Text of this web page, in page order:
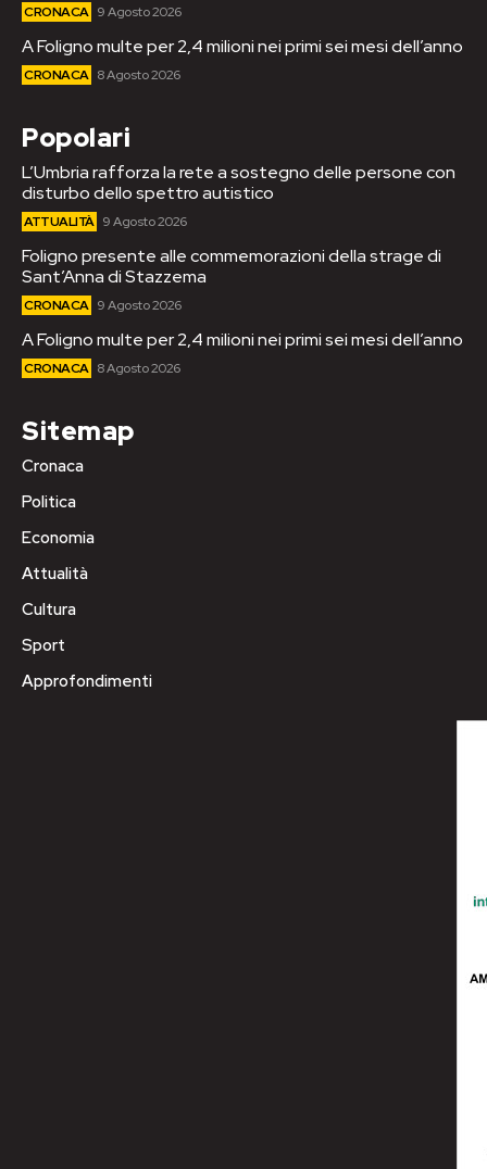
CRONACA 9 Agosto 2026
A Foligno multe per 2,4 milioni nei primi sei mesi dell’anno
CRONACA 8 Agosto 2026
Popolari
L’Umbria rafforza la rete a sostegno delle persone con
disturbo dello spettro autistico
ATTUALITÀ 9 Agosto 2026
Foligno presente alle commemorazioni della strage di
Sant’Anna di Stazzema
CRONACA 9 Agosto 2026
A Foligno multe per 2,4 milioni nei primi sei mesi dell’anno
CRONACA 8 Agosto 2026
Sitemap
Cronaca
Politica
Economia
Attualità
Cultura
Sport
Approfondimenti